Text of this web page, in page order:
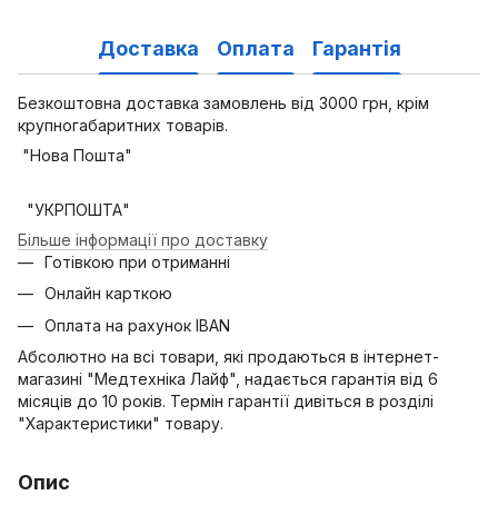
Доставка Оплата Гарантія
Безкоштовна доставка замовлень від 3000 грн, крім
крупногабаритних товарів.
"Нова Пошта"
"УКРПОШТА"
Більше інформації про доставку
Готівкою при отриманні
Онлайн карткою
Оплата на рахунок IBAN
Абсолютно на всі товари, які продаються в інтернет-
магазині "Медтехніка Лайф", надається гарантія від 6
місяців до 10 років. Термін гарантії дивіться в розділі
"Характеристики" товару.
Опис